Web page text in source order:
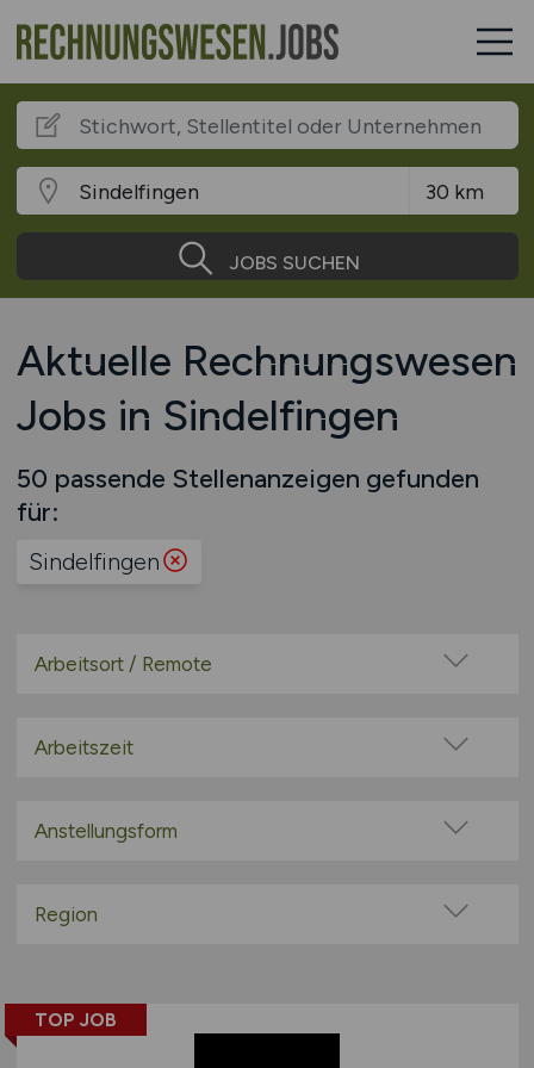
JOBS SUCHEN
Aktuelle Rechnungswesen
Jobs in Sindelfingen
50 passende Stellenanzeigen gefunden
für:
Sindelfingen
Arbeitsort / Remote
Home-Office möglich / Hybrid
Remote aus dem Ausland möglich
Arbeitszeit
Teilzeit
Anstellungsform
befristete Anstellung
Projektarbeit / Freelancer
Region
Berlin
TOP JOB